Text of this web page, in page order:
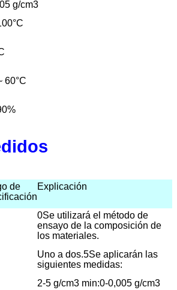
g/cm3
°C
60°C
de
Explicación
0Se utilizará el método de
ensayo de la composición de
los materiales.
Uno a dos.5Se aplicarán las
siguientes medidas:
2-5 g/cm3 min:0-0,005 g/cm3